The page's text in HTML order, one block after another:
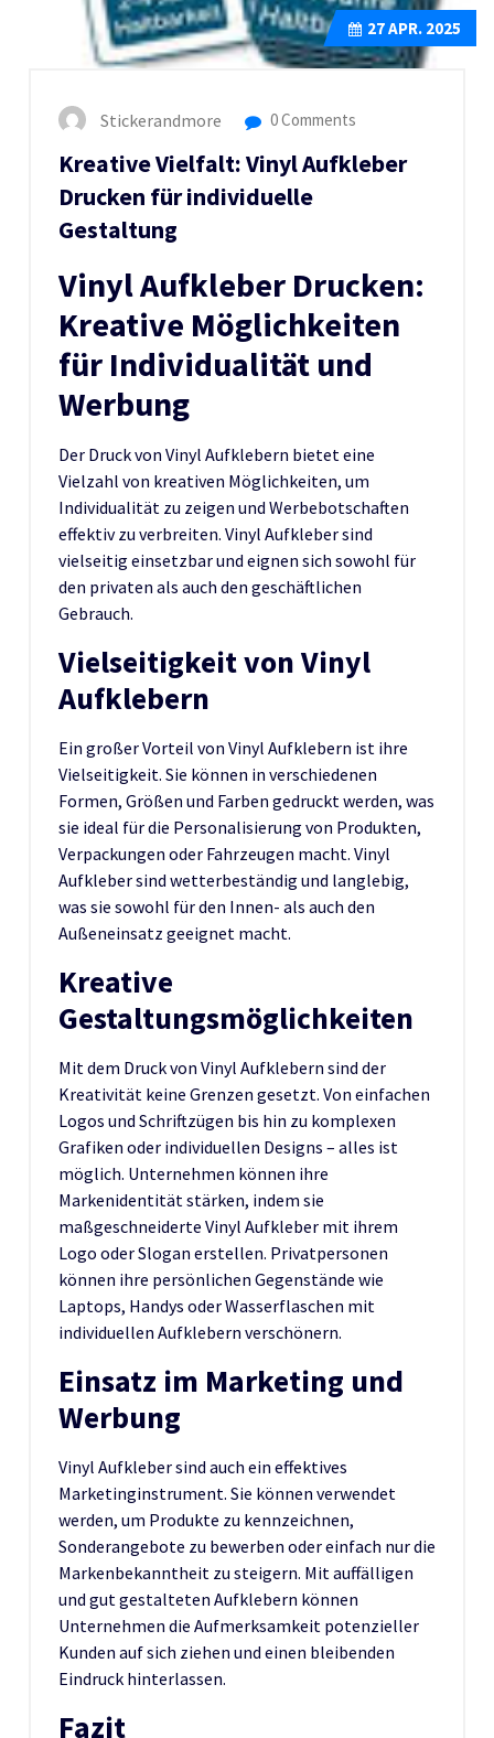
27APR. 2025
Stickerandmore 0 Comments
Kreative Vielfalt: Vinyl Aufkleber
Drucken für individuelle
Gestaltung
Vinyl Aufkleber Drucken:
Kreative Möglichkeiten
für Individualität und
Werbung
Der Druck von Vinyl Aufklebern bietet eine
Vielzahl von kreativen Möglichkeiten, um
Individualität zu zeigen und Werbebotschaften
effektiv zu verbreiten. Vinyl Aufkleber sind
vielseitig einsetzbar und eignen sich sowohl für
den privaten als auch den geschäftlichen
Gebrauch.
Vielseitigkeit von Vinyl
Aufklebern
Ein großer Vorteil von Vinyl Aufklebern ist ihre
Vielseitigkeit. Sie können in verschiedenen
Formen, Größen und Farben gedruckt werden, was
sie ideal für die Personalisierung von Produkten,
Verpackungen oder Fahrzeugen macht. Vinyl
Aufkleber sind wetterbeständig und langlebig,
was sie sowohl für den Innen- als auch den
Außeneinsatz geeignet macht.
Kreative
Gestaltungsmöglichkeiten
Mit dem Druck von Vinyl Aufklebern sind der
Kreativität keine Grenzen gesetzt. Von einfachen
Logos und Schriftzügen bis hin zu komplexen
Grafiken oder individuellen Designs – alles ist
möglich. Unternehmen können ihre
Markenidentität stärken, indem sie
maßgeschneiderte Vinyl Aufkleber mit ihrem
Logo oder Slogan erstellen. Privatpersonen
können ihre persönlichen Gegenstände wie
Laptops, Handys oder Wasserflaschen mit
individuellen Aufklebern verschönern.
Einsatz im Marketing und
Werbung
Vinyl Aufkleber sind auch ein effektives
Marketinginstrument. Sie können verwendet
werden, um Produkte zu kennzeichnen,
Sonderangebote zu bewerben oder einfach nur die
Markenbekanntheit zu steigern. Mit auffälligen
und gut gestalteten Aufklebern können
Unternehmen die Aufmerksamkeit potenzieller
Kunden auf sich ziehen und einen bleibenden
Eindruck hinterlassen.
Fazit